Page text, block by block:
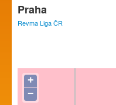
Praha
Revma Liga ČR
+
−